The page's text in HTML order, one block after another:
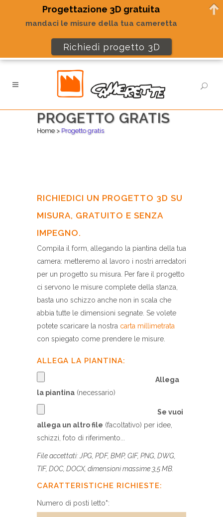
PROGETTO GRATIS
Home> Progetto gratis
RICHIEDICI UN PROGETTO 3D SU
MISURA, GRATUITO E SENZA
IMPEGNO.
Compila il form, allegando la piantina della tua
camera: metteremo al lavoro i nostri arredatori
per un progetto su misura. Per fare il progetto
ci servono le misure complete della stanza,
basta uno schizzo anche non in scala che
abbia tutte le dimensioni segnate. Se volete
potete scaricare la nostra carta millimetrata
con spiegato come prendere le misure.
ALLEGA LA PIANTINA:
Allega
la piantina (necessario)
Se vuoi
allega un altro file (facoltativo) per idee,
schizzi, foto di riferimento...
File accettati: JPG, PDF, BMP, GIF, PNG, DWG,
TIF, DOC, DOCX, dimensioni massime 3,5 MB.
CARATTERISTICHE RICHIESTE:
Numero di posti letto*:
Progettazione 3D gratuita
mandaci le misure della tua cameretta
Richiedi progetto 3D